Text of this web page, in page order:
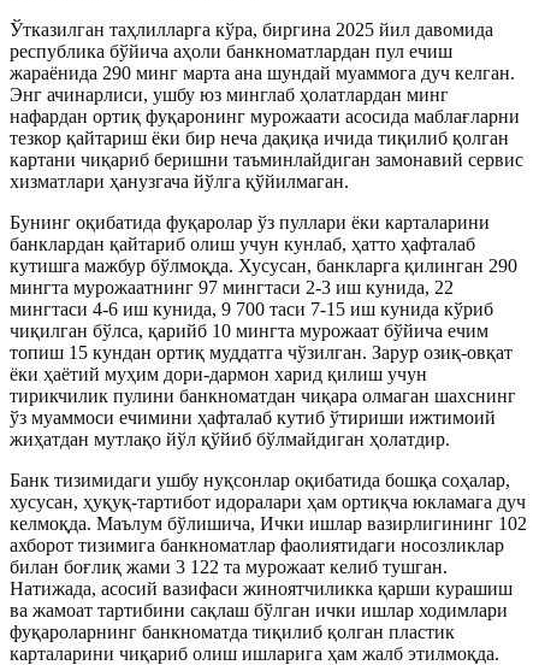
Ўтказилган таҳлилларга кўра, биргина 2025 йил давомида
республика бўйича аҳоли банкноматлардан пул ечиш
жараёнида 290 минг марта ана шундай муаммога дуч келган.
Энг ачинарлиси, ушбу юз минглаб ҳолатлардан минг
нафардан ортиқ фуқаронинг мурожаати асосида маблағларни
тезкор қайтариш ёки бир неча дақиқа ичида тиқилиб қолган
картани чиқариб беришни таъминлайдиган замонавий сервис
хизматлари ҳанузгача йўлга қўйилмаган.
Бунинг оқибатида фуқаролар ўз пуллари ёки карталарини
банклардан қайтариб олиш учун кунлаб, ҳатто ҳафталаб
кутишга мажбур бўлмоқда. Хусусан, банкларга қилинган 290
мингта мурожаатнинг 97 мингтаси 2-3 иш кунида, 22
мингтаси 4-6 иш кунида, 9 700 таси 7-15 иш кунида кўриб
чиқилган бўлса, қарийб 10 мингта мурожаат бўйича ечим
топиш 15 кундан ортиқ муддатга чўзилган. Зарур озиқ-овқат
ёки ҳаётий муҳим дори-дармон харид қилиш учун
тирикчилик пулини банкноматдан чиқара олмаган шахснинг
ўз муаммоси ечимини ҳафталаб кутиб ўтириши ижтимоий
жиҳатдан мутлақо йўл қўйиб бўлмайдиган ҳолатдир.
Банк тизимидаги ушбу нуқсонлар оқибатида бошқа соҳалар,
хусусан, ҳуқуқ-тартибот идоралари ҳам ортиқча юкламага дуч
келмоқда. Маълум бўлишича, Ички ишлар вазирлигининг 102
ахборот тизимига банкноматлар фаолиятидаги носозликлар
билан боғлиқ жами 3 122 та мурожаат келиб тушган.
Натижада, асосий вазифаси жиноятчиликка қарши курашиш
ва жамоат тартибини сақлаш бўлган ички ишлар ходимлари
фуқароларнинг банкноматда тиқилиб қолган пластик
карталарини чиқариб олиш ишларига ҳам жалб этилмоқда.